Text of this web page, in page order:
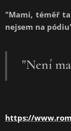
"Mami, téměř
nejsem na
"Není
https://